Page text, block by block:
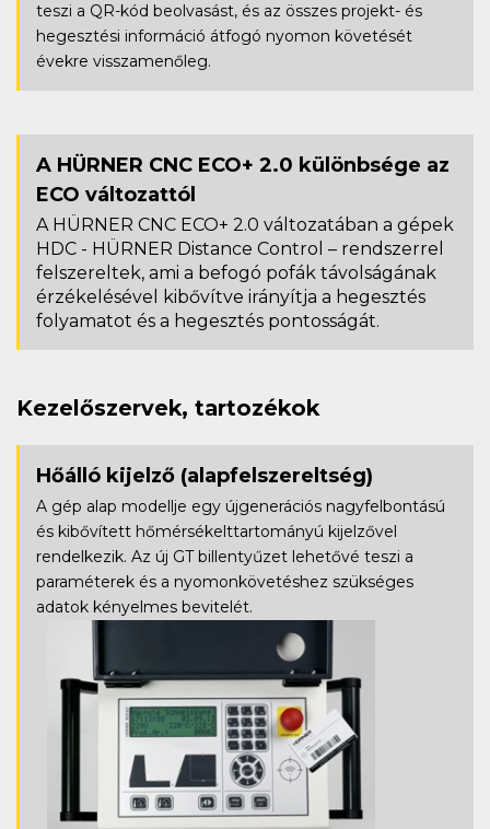
teszi a QR-kód beolvasást, és az összes projekt- és
hegesztési információ átfogó nyomon követését
évekre visszamenőleg.
A HÜRNER CNC ECO+ 2.0 különbsége az
ECO változattól
A HÜRNER CNC ECO+ 2.0 változatában a gépek
HDC - HÜRNER Distance Control – rendszerrel
felszereltek, ami a befogó pofák távolságának
érzékelésével kibővítve irányítja a hegesztés
folyamatot és a hegesztés pontosságát.
Kezelőszervek, tartozékok
Hőálló kijelző (alapfelszereltség)
A gép alap modellje egy újgenerációs nagyfelbontású
és kibővített hőmérsékelttartományú kijelzővel
rendelkezik. Az új GT billentyűzet lehetővé teszi a
paraméterek és a nyomonkövetéshez szükséges
adatok kényelmes bevitelét.